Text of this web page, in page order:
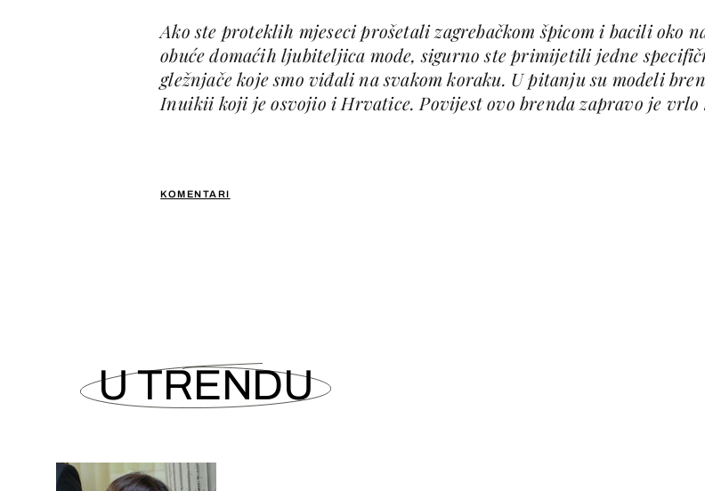
KOMENTARI
Ako ste proteklih mjeseci prošetali zagrebačkom špicom i bacili oko
obuće domaćih ljubiteljica mode, sigurno ste primijetili jedne
gležnjače koje smo viđali na svakom koraku. U pitanju su modeli
Inuikii koji je osvojio i Hrvatice. Povijest ovo brenda zapravo je vrlo
U TRENDU